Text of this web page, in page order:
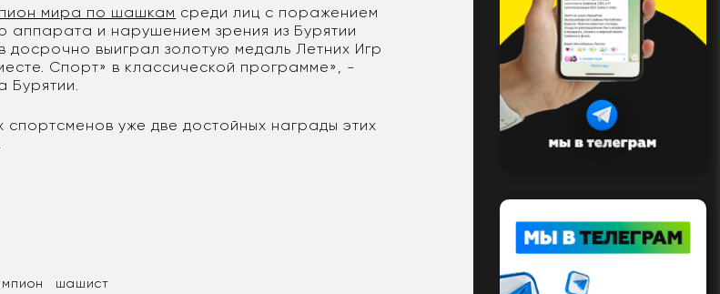
мира по шашкам среди лиц с поражением
аппарата и нарушением зрения из Бурятии
досрочно выиграл золотую медаль Летних Игр
Спорт» в классической программе», -
Бурятии.
спортсменов уже две достойных награды этих
шашист